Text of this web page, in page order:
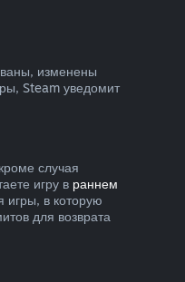
изменены
Steam уведомит
случая
игру в раннем
игры, в которую
для возврата